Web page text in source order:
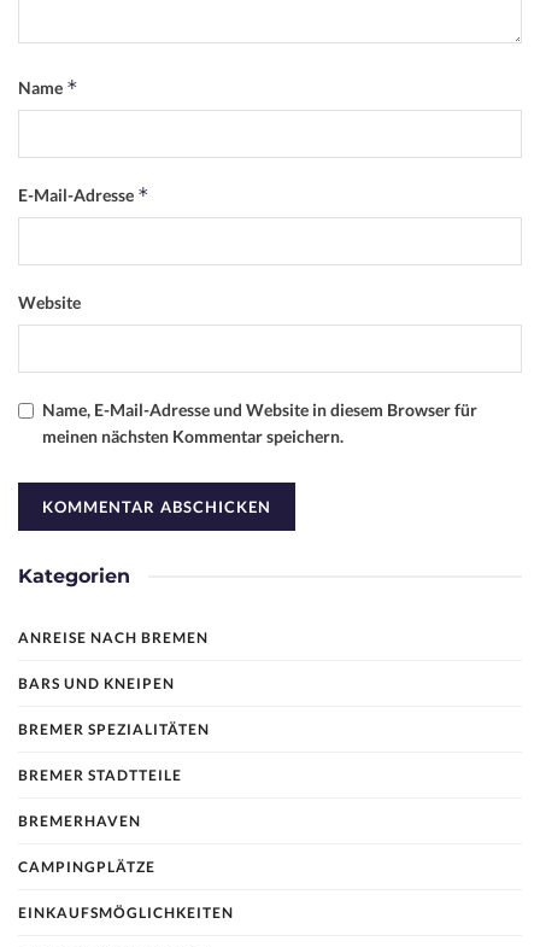
Name *
E-Mail-Adresse *
Website
Name, E-Mail-Adresse und Website in diesem Browser für
meinen nächsten Kommentar speichern.
Kategorien
ANREISE NACH BREMEN
BARS UND KNEIPEN
BREMER SPEZIALITÄTEN
BREMER STADTTEILE
BREMERHAVEN
CAMPINGPLÄTZE
EINKAUFSMÖGLICHKEITEN